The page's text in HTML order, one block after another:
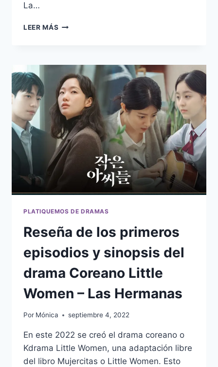
La…
LEER MÁS ¿QUIÉN
QUE
DEJA
LAS
ORQUÍDEAS?
TEORÍAS
DEL
DRAMA
COREANO
LITTLE
WOMEN
LAS
PLATIQUEMOS DE DRAMAS
Reseña de los primeros
episodios y sinopsis del
drama Coreano Little
Women – Las Hermanas
Por Mónica septiembre 4, 2022
En este 2022 se creó el drama coreano o
Kdrama Little Women, una adaptación libre
del libro Mujercitas o Little Women. Esto